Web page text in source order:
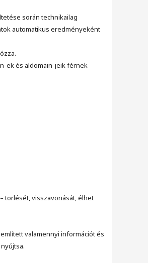
során technikailag
automatikus eredményeként
ek és aldomain-jeik férnek
törlését, visszavonását, élhet
valamennyi információt és